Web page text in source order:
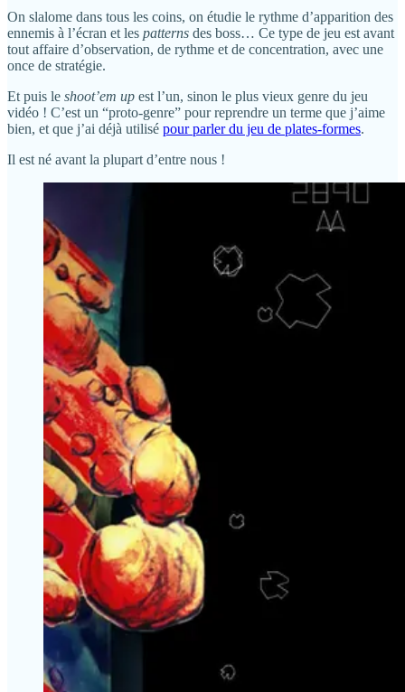
On slalome dans tous les coins, on étudie le rythme d’apparition des
ennemis à l’écran et les patterns des boss… Ce type de jeu est avant
tout affaire d’observation, de rythme et de concentration, avec une
once de stratégie.
Et puis le shoot’em up est l’un, sinon le plus vieux genre du jeu
vidéo ! C’est un “proto-genre” pour reprendre un terme que j’aime
bien, et que j’ai déjà utilisé pour parler du jeu de plates-formes.
Il est né avant la plupart d’entre nous !